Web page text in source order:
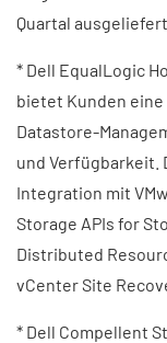
Quartal
* Dell EqualLogic
bietet Kunden
Datastore-
und Verfügbarkeit.
Integration mit
Storage APIs for
Distributed
vCenter Site
* Dell Compellent